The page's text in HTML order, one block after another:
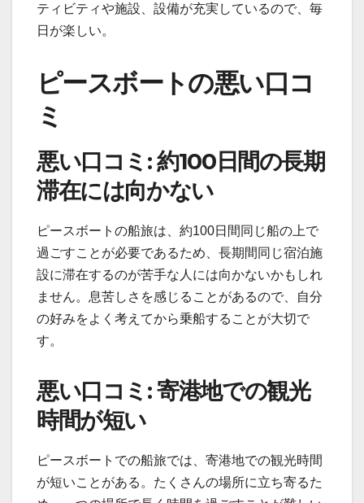
ティビティや施設、設備が充実しているので、毎
日が楽しい。
ピースボートの悪い口コ
ミ
悪い口コミ: 約100日間の長期
滞在には向かない
ピースボートの船旅は、約100日間同じ船の上で
過ごすことが必要であるため、長期間同じ宿泊施
設に滞在するのが苦手な人には向かないかもしれ
ません。息苦しさを感じることがあるので、自分
の好みをよく考えてから乗船することが大切で
す。
悪い口コミ: 寄港地での観光
時間が短い
ピースボートでの船旅では、寄港地での観光時間
が短いことがある。たくさんの場所に立ち寄るた